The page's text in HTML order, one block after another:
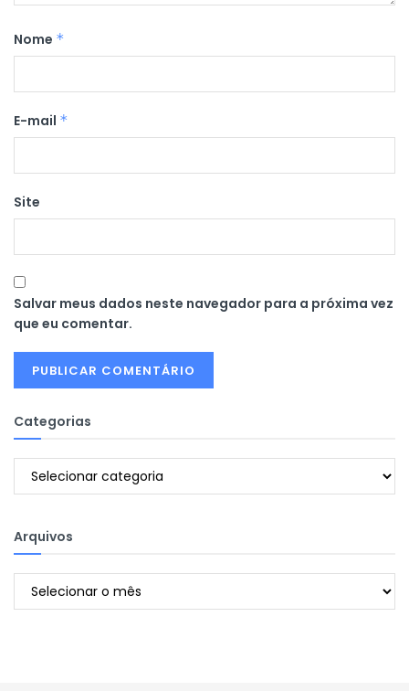
Nome *
E-mail *
Site
Salvar meus dados neste navegador para a próxima vez
que eu comentar.
Categorias
Categorias
Arquivos
Arquivos